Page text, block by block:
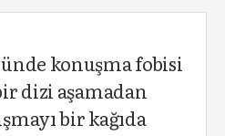
konuşma fobisi
dizi aşamadan
bir kağıda